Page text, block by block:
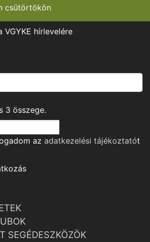
csütörtökön
hírlevelére
3 összege.
az adatkezelési tájékoztatót
SEGÉDESZKÖZÖK